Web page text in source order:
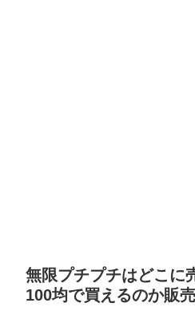
無限プチプチはどこに
100均で買えるのか販